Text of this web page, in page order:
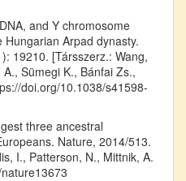
and Y chromosome
Arpad dynasty.
19210. [Társszerz.: Wang,
Sümegi K., Bánfai Zs.,
doi.org/10.1038/s41598-
three ancestral
Nature, 2014/513.
I., Patterson, N., Mittnik, A.